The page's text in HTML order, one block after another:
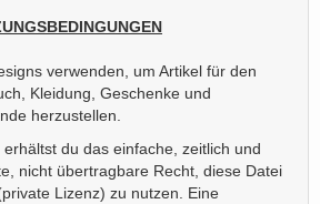
verwenden, um Artikel für den
Kleidung, Geschenke und
herzustellen.
du das einfache, zeitlich und
nicht übertragbare Recht, diese Datei
Lizenz) zu nutzen. Eine